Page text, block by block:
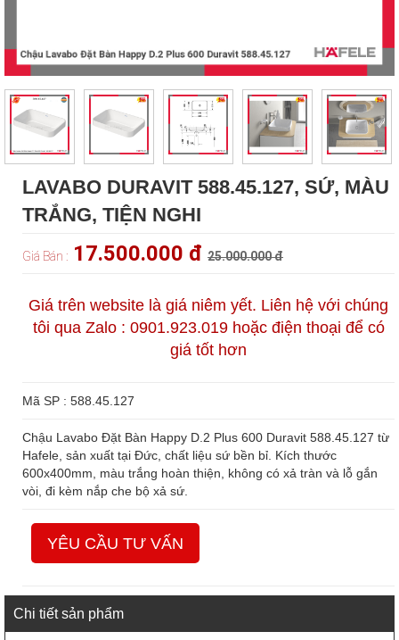
LAVABO DURAVIT 588.45.127, SỨ, MÀU
TRẮNG, TIỆN NGHI
Giá Bán : 17.500.000 đ 25.000.000 đ
Giá trên website là giá niêm yết. Liên hệ với chúng
tôi qua Zalo : 0901.923.019 hoặc điện thoại để có
giá tốt hơn
Mã SP : 588.45.127
Chậu Lavabo Đặt Bàn Happy D.2 Plus 600 Duravit 588.45.127 từ
Hafele, sản xuất tại Đức, chất liệu sứ bền bỉ. Kích thước
600x400mm, màu trắng hoàn thiện, không có xả tràn và lỗ gắn
vòi, đi kèm nắp che bộ xả sứ.
YÊU CẦU TƯ VẤN
Chi tiết sản phẩm